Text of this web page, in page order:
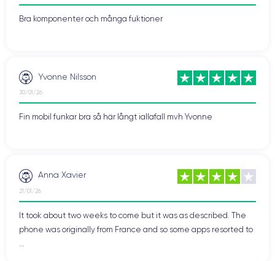
Bra komponenter och många fuktioner
Yvonne Nilsson
30/01/26
Fin mobil funkar bra så här långt iallafall mvh Yvonne
Anna Xavier
21/01/26
It took about two weeks to come but it was as described. The
phone was originally from France and so some apps resorted to